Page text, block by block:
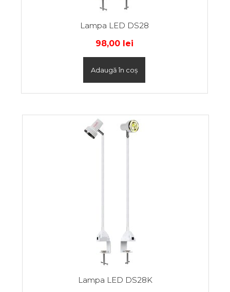
Lampa LED DS28
98,00 lei
Adaugă în coș
Lampa LED DS28K